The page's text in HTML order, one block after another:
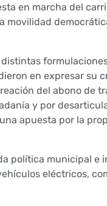
en marcha del
en expresar su
del abono de
y por
apuesta por la
política municipal e
eléctricos,